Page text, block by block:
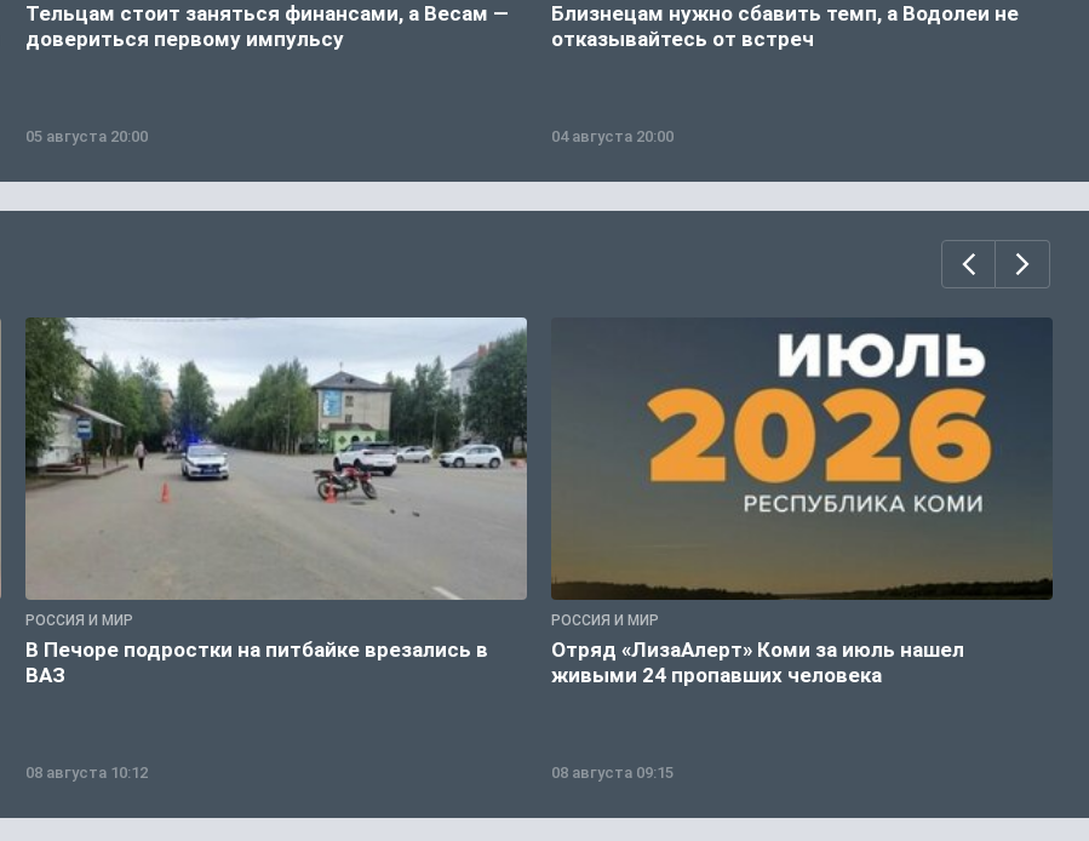
Тельцам стоит заняться финансами, а Весам —
довериться первому импульсу
05 августа 20:00
Близнецам нужно сбавить темп, а Водолеи не
отказывайтесь от встреч
04 августа 20:00
РОССИЯ И МИР
В Печоре подростки на питбайке врезались в
ВАЗ
08 августа 10:12
РОССИЯ И МИР
Отряд «ЛизаАлерт» Коми за июль нашел
живыми 24 пропавших человека
08 августа 09:15